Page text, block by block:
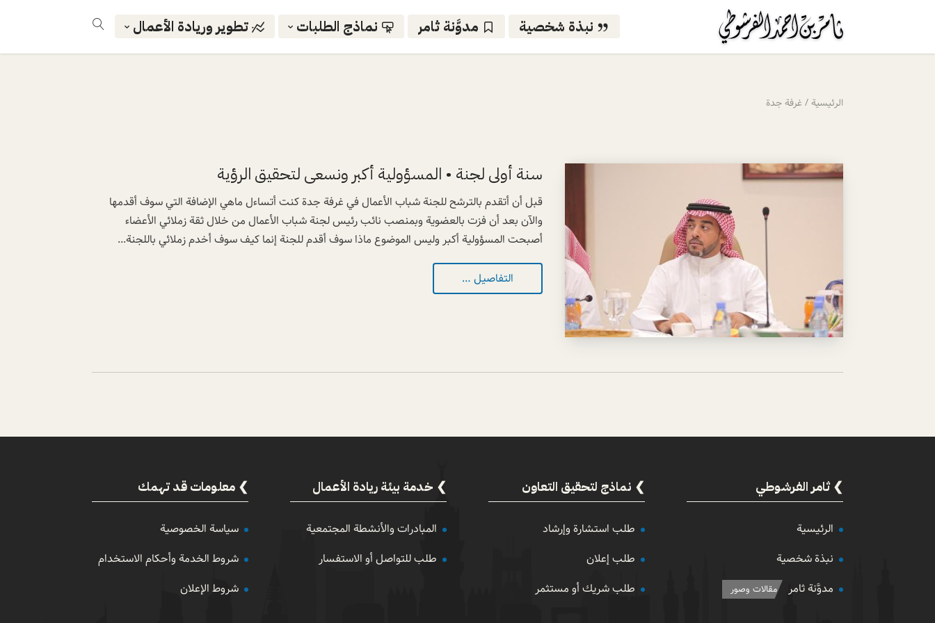
نبذة شخصية مدوَّنة ثامر نماذج الطلبات تطوير وريادة الأعمال
الرئيسية/ غرفة جدة
سنة أولى لجنة • المسؤولية أكبر ونسعى لتحقيق الرؤية
قبل أن أتقدم بالترشح للجنة شباب الأعمال في غرفة جدة كنت أتساءل ماهي الإضافة التي سوف أقدمها
والآن بعد أن فزت بالعضوية وبمنصب نائب رئيس لجنة شباب الأعمال من خلال ثقة زملائي الأعضاء
أصبحت المسؤولية أكبر وليس الموضوع ماذا سوف أقدم للجنة إنما كيف سوف أخدم زملائي باللجنة...
التفاصيل …
ثامر الفرشوطي
الرئيسية
نبذة شخصية
مدوَّنة ثامر
مقالات وصور
نماذج لتحقيق التعاون
طلب استشارة وإرشاد
طلب إعلان
طلب شريك أو مستثمر
خدمة بيئة ريادة الأعمال
المبادرات والأنشطة المجتمعية
طلب للتواصل أو الاستفسار
معلومات قد تهمك
سياسة الخصوصية
شروط الخدمة وأحكام الاستخدام
شروط الإعلان